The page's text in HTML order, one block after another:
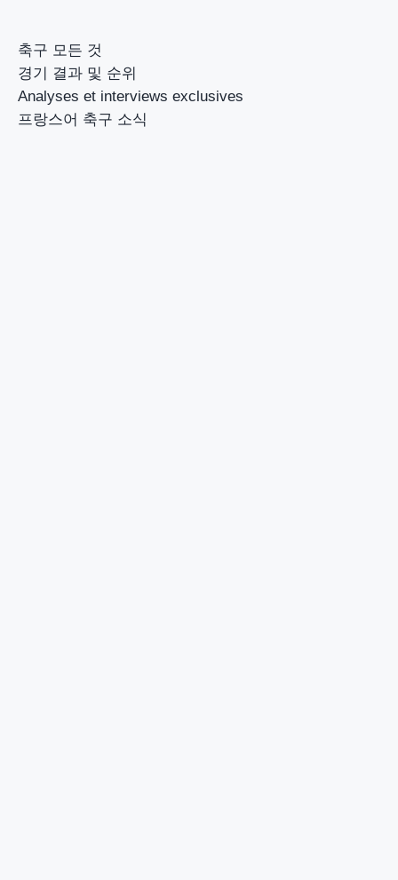
축구 모든 것
경기 결과 및 순위
Analyses et interviews exclusives
프랑스어 축구 소식